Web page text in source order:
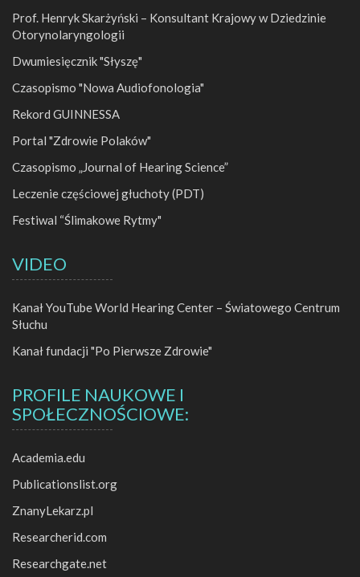
Prof. Henryk Skarżyński – Konsultant Krajowy w Dziedzinie
Otorynolaryngologii
Dwumiesięcznik "Słyszę"
Czasopismo "Nowa Audiofonologia"
Rekord GUINNESSA
Portal "Zdrowie Polaków"
Czasopismo „Journal of Hearing Science”
Leczenie częściowej głuchoty (PDT)
Festiwal “Ślimakowe Rytmy"
VIDEO
Kanał YouTube World Hearing Center – Światowego Centrum
Słuchu
Kanał fundacji "Po Pierwsze Zdrowie"
PROFILE NAUKOWE I
SPOŁECZNOŚCIOWE:
Academia.edu
Publicationslist.org
ZnanyLekarz.pl
Researcherid.com
Researchgate.net